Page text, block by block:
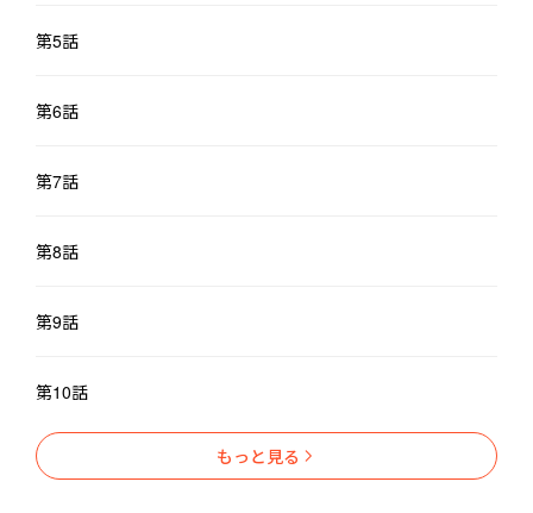
第5話
第6話
第7話
第8話
第9話
第10話
もっと見る